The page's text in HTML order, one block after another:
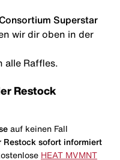
Superstar
wir dir oben in der
Raffles.
Restock
auf keinen Fall
Restock sofort informiert
HEAT MVMNT